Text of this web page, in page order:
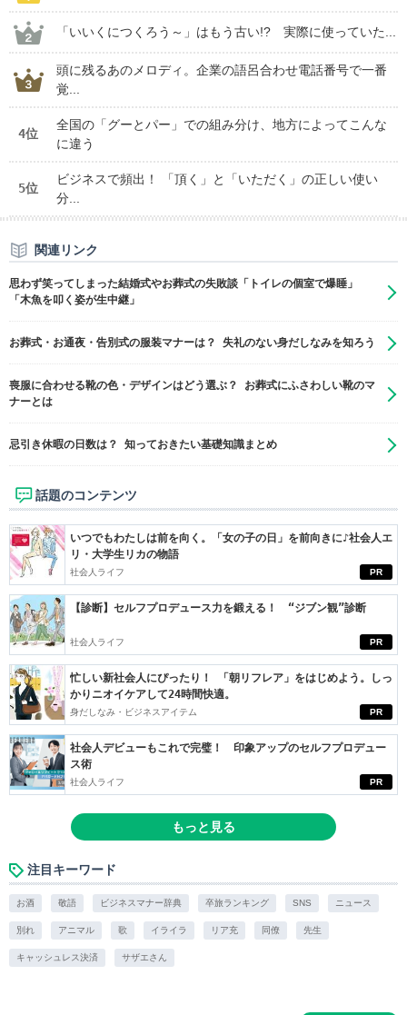
「いいくにつくろう～」はもう古い!? 実際に使っていた...
頭に残るあのメロディ。企業の語呂合わせ電話番号で一番
覚...
4位
全国の「グーとパー」での組み分け、地方によってこんな
に違う
5位
ビジネスで頻出！ 「頂く」と「いただく」の正しい使い
分...
関連リンク
思わず笑ってしまった結婚式やお葬式の失敗談「トイレの個室で爆睡」
「木魚を叩く姿が生中継」
お葬式・お通夜・告別式の服装マナーは？ 失礼のない身だしなみを知ろう
喪服に合わせる靴の色・デザインはどう選ぶ？ お葬式にふさわしい靴のマ
ナーとは
忌引き休暇の日数は？ 知っておきたい基礎知識まとめ
話題のコンテンツ
PR
いつでもわたしは前を向く。「女の子の日」を前向きに♪社会人エ
リ・大学生リカの物語
社会人ライフ
PR
【診断】セルフプロデュース力を鍛える！ “ジブン観”診断
社会人ライフ
PR
忙しい新社会人にぴったり！ 「朝リフレア」をはじめよう。しっ
かりニオイケアして24時間快適。
身だしなみ・ビジネスアイテム
PR
社会人デビューもこれで完璧！ 印象アップのセルフプロデュー
ス術
社会人ライフ
もっと見る
注目キーワード
お酒 敬語 ビジネスマナー辞典 卒旅ランキング SNS ニュース
別れ アニマル 歌 イライラ リア充 同僚 先生
キャッシュレス決済 サザエさん